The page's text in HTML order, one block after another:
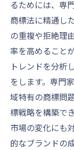
るためには、専
商標法に精通し
の重複や拒絶理
率を高めること
トレンドを分析
をします。専門
域特有の商標問
標戦略を構築で
市場の変化にも
的なブランドの